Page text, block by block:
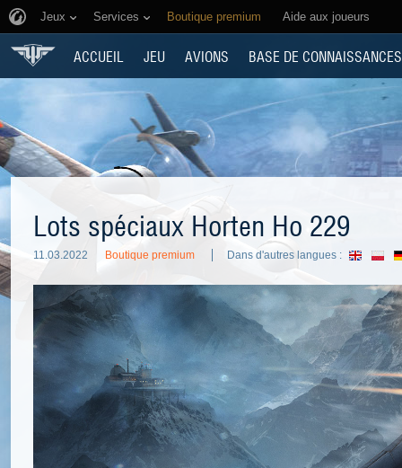
Jeux Services Boutique premium Aide aux joueurs
ACCUEIL JEU AVIONS BASE DE CONNAISSANCES
Lots spéciaux Horten Ho 229
11.03.2022 Boutique premium Dans d'autres langues :